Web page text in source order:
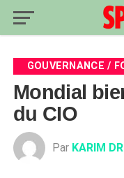
GOUVERNANCE /
Mondial
du CIO
Par KARIM